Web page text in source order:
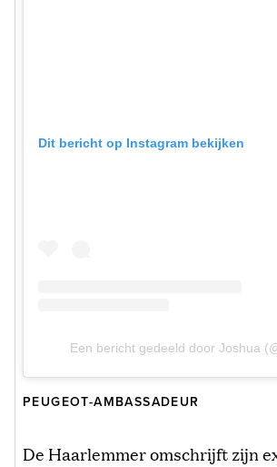
Dit bericht op Instagram bekijken
Een bericht gedeeld door Joshua
PEUGEOT-AMBASSADEUR
De Haarlemmer omschrijft zijn